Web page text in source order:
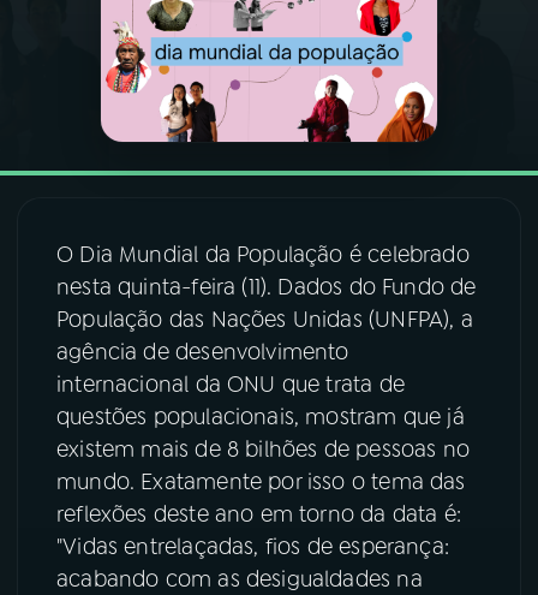
PROGRAMAÇÃO
PROGRAMAS
06VIDEOCASTS
07ÚLTIMAS
08FESTIVAL DE MÚSICA
ACOMPANHE A RÁDIO NACIONAL
YouTube Facebook
O Dia Mundial da População é celebrado
nesta quinta-feira (11). Dados do Fundo de
População das Nações Unidas (UNFPA), a
agência de desenvolvimento
internacional da ONU que trata de
questões populacionais, mostram que já
existem mais de 8 bilhões de pessoas no
mundo. Exatamente por isso o tema das
reflexões deste ano em torno da data é:
"Vidas entrelaçadas, fios de esperança:
acabando com as desigualdades na